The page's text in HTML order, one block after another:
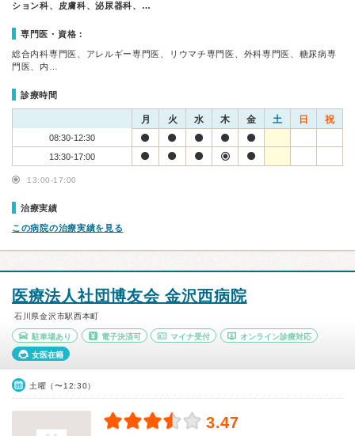
ション科、皮膚科、泌尿器科、…
専門医・資格：
総合内科専門医、アレルギー専門医、リウマチ専門医、外科専門医、糖尿病専
門医、内…
診療時間
月 火 水 木 金 土 日 祝
08:30-12:30
13:30-17:00
13:00-17:00
治療実績
この病院の治療実績を見る
医療法人社団博友会 金沢西病院
石川県金沢市駅西本町
駐車場あり 電子決済可 マイナ受付 オンライン診療対応
女医在籍
土曜（〜12:30）
3.47